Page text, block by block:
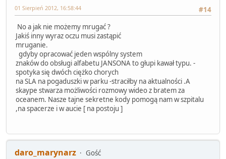
#14
01 Sierpień 2012, 16:58:44
No a jak nie możemy mrugać ?
Jakiś inny wyraz oczu musi zastąpić
mruganie.
gdyby opracować jeden wspólny system
znaków do obsługi alfabetu JANSONA to głupi kawał typu. -
spotyka się dwóch ciężko chorych
na SLA na pogaduszki w parku -straciłby na aktualności .A
skaype stwarza możliwości rozmowy wideo z bratem za
oceanem. Nasze tajne sekretne kody pomogą nam w szpitalu
,na spacerze i w aucie [ na postoju ]
daro_marynarz
Gość